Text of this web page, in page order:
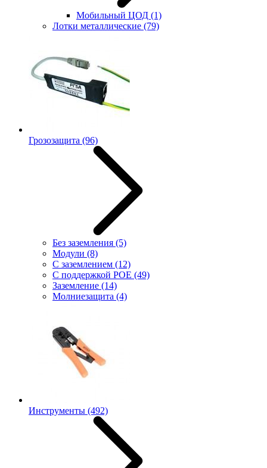
Мобильный ЦОД (1)
Лотки металлические (79)
Грозозащита (96)
Без заземления (5)
Модули (8)
С заземлением (12)
С поддержкой POE (49)
Заземление (14)
Молниезащита (4)
Инструменты (492)